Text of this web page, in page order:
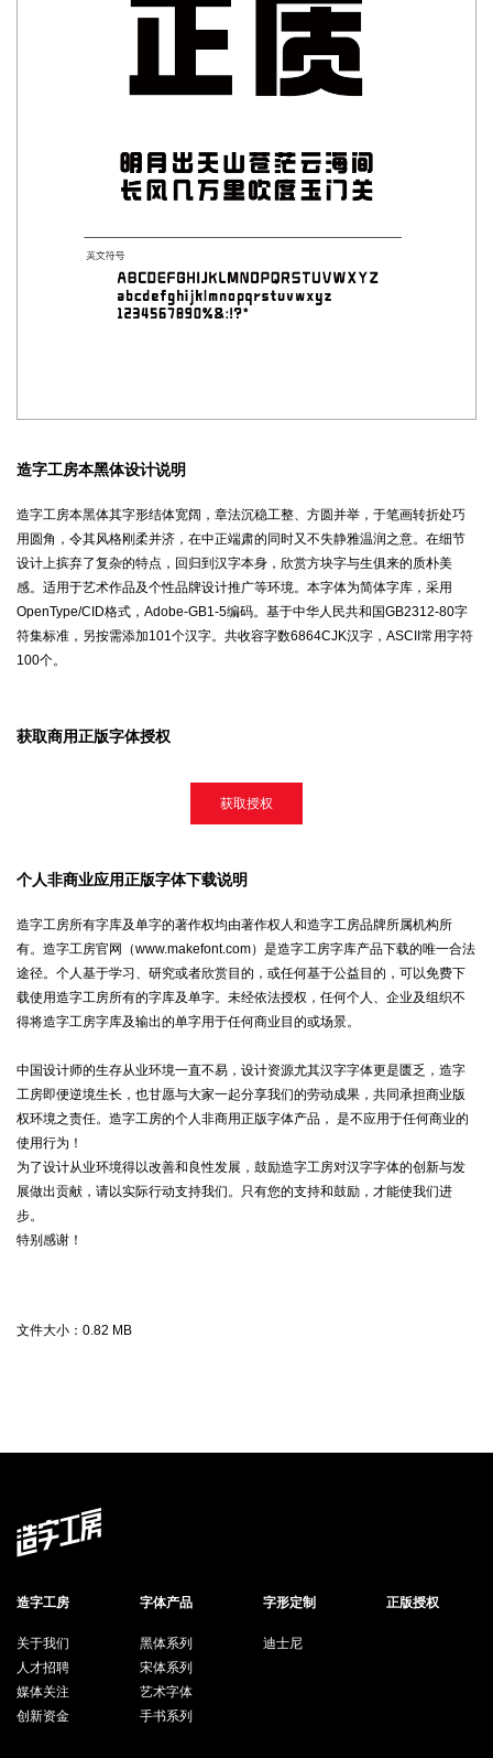
造字工房本黑体设计说明
造字工房本黑体其字形结体宽阔，章法沉稳工整、方圆并举，于笔画转折处巧
用圆角，令其风格刚柔并济，在中正端肃的同时又不失静雅温润之意。在细节
设计上摈弃了复杂的特点，回归到汉字本身，欣赏方块字与生俱来的质朴美
感。适用于艺术作品及个性品牌设计推广等环境。本字体为简体字库，采用
OpenType/CID格式，Adobe-GB1-5编码。基于中华人民共和国GB2312-80字
符集标准，另按需添加101个汉字。共收容字数6864CJK汉字，ASCII常用字符
100个。
获取商用正版字体授权
获取授权
个人非商业应用正版字体下载说明
造字工房所有字库及单字的著作权均由著作权人和造字工房品牌所属机构所
有。造字工房官网（www.makefont.com）是造字工房字库产品下载的唯一合法
途径。个人基于学习、研究或者欣赏目的，或任何基于公益目的，可以免费下
载使用造字工房所有的字库及单字。未经依法授权，任何个人、企业及组织不
得将造字工房字库及输出的单字用于任何商业目的或场景。
中国设计师的生存从业环境一直不易，设计资源尤其汉字字体更是匮乏，造字
工房即便逆境生长，也甘愿与大家一起分享我们的劳动成果，共同承担商业版
权环境之责任。造字工房的个人非商用正版字体产品， 是不应用于任何商业的
使用行为！
为了设计从业环境得以改善和良性发展，鼓励造字工房对汉字字体的创新与发
展做出贡献，请以实际行动支持我们。只有您的支持和鼓励，才能使我们进
步。
特别感谢！
文件大小： 0.82 MB
造字工房
关于我们
人才招聘
媒体关注
创新资金
字体产品
黑体系列
宋体系列
艺术字体
手书系列
字形定制
迪士尼
正版授权